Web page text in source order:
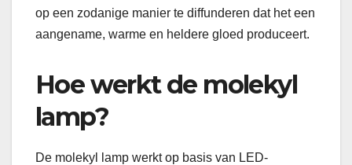
op een zodanige manier te diffunderen dat het een
aangename, warme en heldere gloed produceert.
Hoe werkt de molekyl
lamp?
De molekyl lamp werkt op basis van LED-